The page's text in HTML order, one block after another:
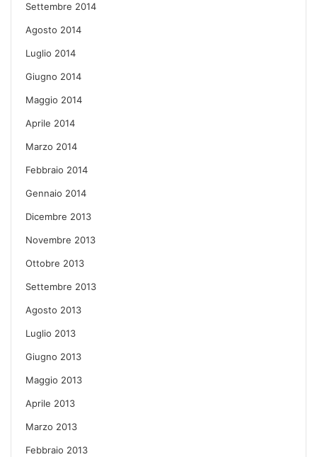
Settembre 2014
Agosto 2014
Luglio 2014
Giugno 2014
Maggio 2014
Aprile 2014
Marzo 2014
Febbraio 2014
Gennaio 2014
Dicembre 2013
Novembre 2013
Ottobre 2013
Settembre 2013
Agosto 2013
Luglio 2013
Giugno 2013
Maggio 2013
Aprile 2013
Marzo 2013
Febbraio 2013